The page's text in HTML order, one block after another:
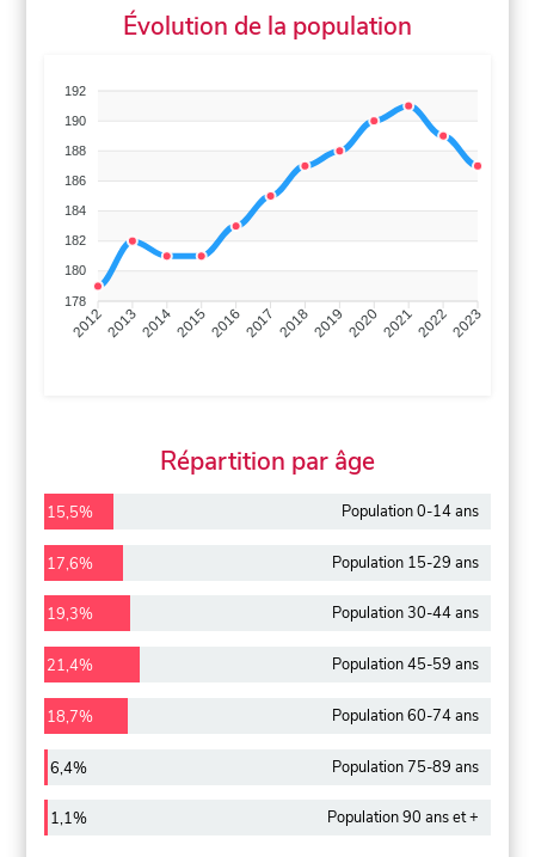
Évolution de la population
192
190
188
186
184
182
180
178
201220132014201520162017 20182019 2020202120222023
Répartition par âge
15,5% Population 0-14 ans
17,6% Population 15-29 ans
19,3% Population 30-44 ans
21,4% Population 45-59 ans
18,7% Population 60-74 ans
6,4% Population 75-89 ans
1,1% Population 90 ans et +